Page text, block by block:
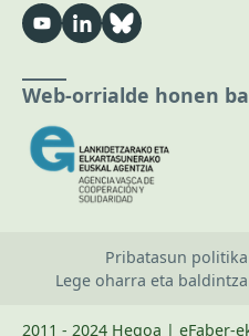
Web-orrialde honen
Pribatasun
Lege oharra eta
2011 - 2024 Hegoa | eFaber-